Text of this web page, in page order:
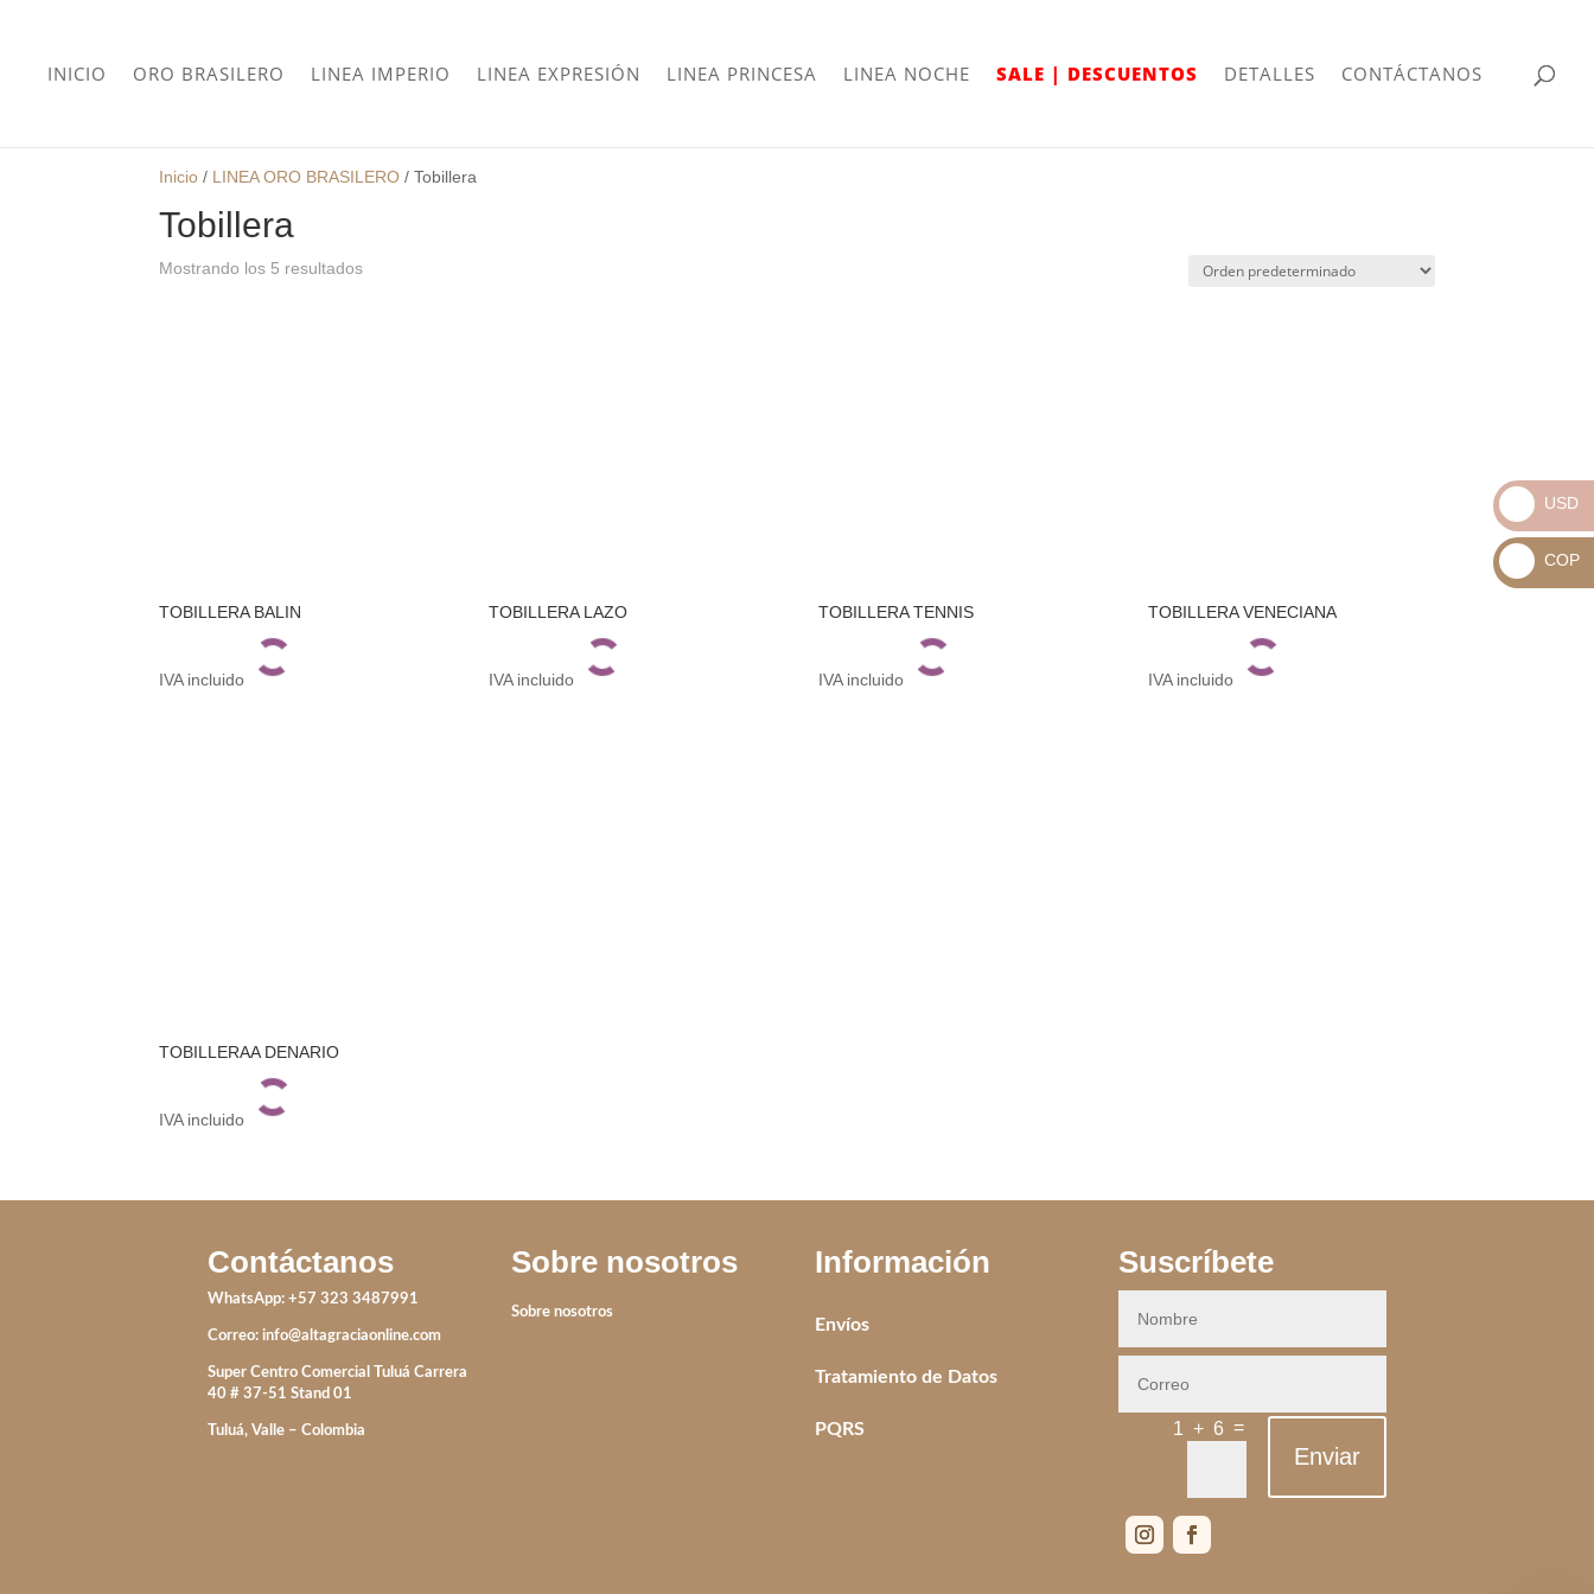
INICIO ORO BRASILERO LINEA IMPERIO LINEA EXPRESIÓN LINEA PRINCESA LINEA NOCHE SALE | DESCUENTOS DETALLES CONTÁCTANOS
Inicio / LINEA ORO BRASILERO /Tobillera
Tobillera
Mostrando los 5 resultados
TOBILLERA BALIN
IVA incluido
TOBILLERA LAZO
IVA incluido
TOBILLERA TENNIS
IVA incluido
TOBILLERA VENECIANA
IVA incluido
TOBILLERAA DENARIO
IVA incluido
Contáctanos
WhatsApp: +57 323 3487991
Correo: info@altagraciaonline.com
Super Centro Comercial Tuluá Carrera
40 # 37-51 Stand 01
Tuluá, Valle – Colombia
Sobre nosotros
Sobre nosotros
Información
Envíos
Tratamiento de Datos
PQRS
Suscríbete
1 + 6 =
Enviar
_
USD
USD
_
COP